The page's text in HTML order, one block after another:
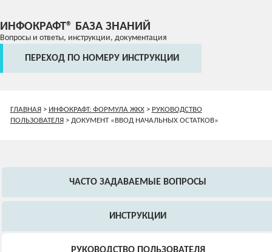
ИНФОКРАФТ® БАЗА ЗНАНИЙ
Вопросы и ответы, инструкции, документация
ПЕРЕХОД ПО НОМЕРУ ИНСТРУКЦИИ
ГЛАВНАЯ> ИНФОКРАФТ: ФОРМУЛА ЖКХ> РУКОВОДСТВО
ПОЛЬЗОВАТЕЛЯ> ДОКУМЕНТ «ВВОД НАЧАЛЬНЫХ ОСТАТКОВ»
ЧАСТО ЗАДАВАЕМЫЕ ВОПРОСЫ
ИНСТРУКЦИИ